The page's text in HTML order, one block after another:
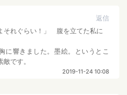
返信
それぐらい！」 腹を立てた私に
に響きました。墨絵。というとこ
です。
2019-11-24 10:08